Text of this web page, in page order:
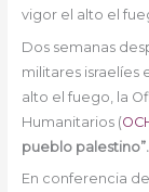
vigor el alto el
Dos semanas
militares israelíes
alto el fuego, la
Humanitarios (
pueblo palestino”.
En conferencia